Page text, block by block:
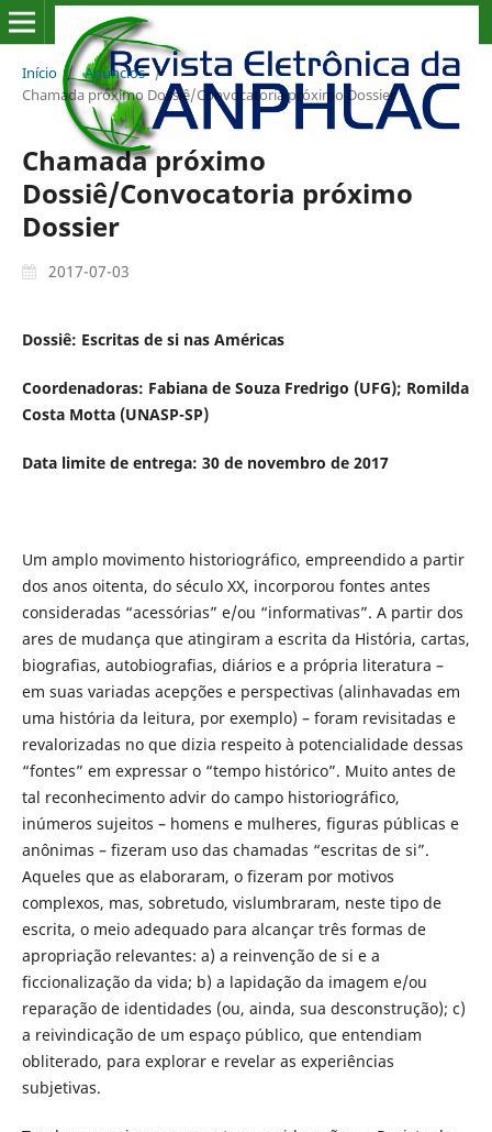
Início / Anúncios /
Chamada próximo Dossiê/Convocatoria próximo Dossier
Chamada próximo
Dossiê/Convocatoria próximo
Dossier
2017-07-03
Dossiê: Escritas de si nas Américas
Coordenadoras: Fabiana de Souza Fredrigo (UFG); Romilda
Costa Motta (UNASP-SP)
Data limite de entrega: 30 de novembro de 2017
Um amplo movimento historiográfico, empreendido a partir
dos anos oitenta, do século XX, incorporou fontes antes
consideradas “acessórias” e/ou “informativas”. A partir dos
ares de mudança que atingiram a escrita da História, cartas,
biografias, autobiografias, diários e a própria literatura –
em suas variadas acepções e perspectivas (alinhavadas em
uma história da leitura, por exemplo) – foram revisitadas e
revalorizadas no que dizia respeito à potencialidade dessas
“fontes” em expressar o “tempo histórico”. Muito antes de
tal reconhecimento advir do campo historiográfico,
inúmeros sujeitos – homens e mulheres, figuras públicas e
anônimas – fizeram uso das chamadas “escritas de si”.
Aqueles que as elaboraram, o fizeram por motivos
complexos, mas, sobretudo, vislumbraram, neste tipo de
escrita, o meio adequado para alcançar três formas de
apropriação relevantes: a) a reinvenção de si e a
ficcionalização da vida; b) a lapidação da imagem e/ou
reparação de identidades (ou, ainda, sua desconstrução); c)
a reivindicação de um espaço público, que entendiam
obliterado, para explorar e revelar as experiências
subjetivas.